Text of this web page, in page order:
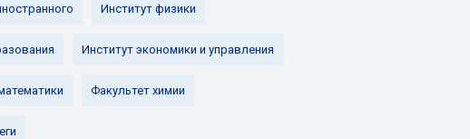
Институт физики
Институт экономики и управления
Факультет химии